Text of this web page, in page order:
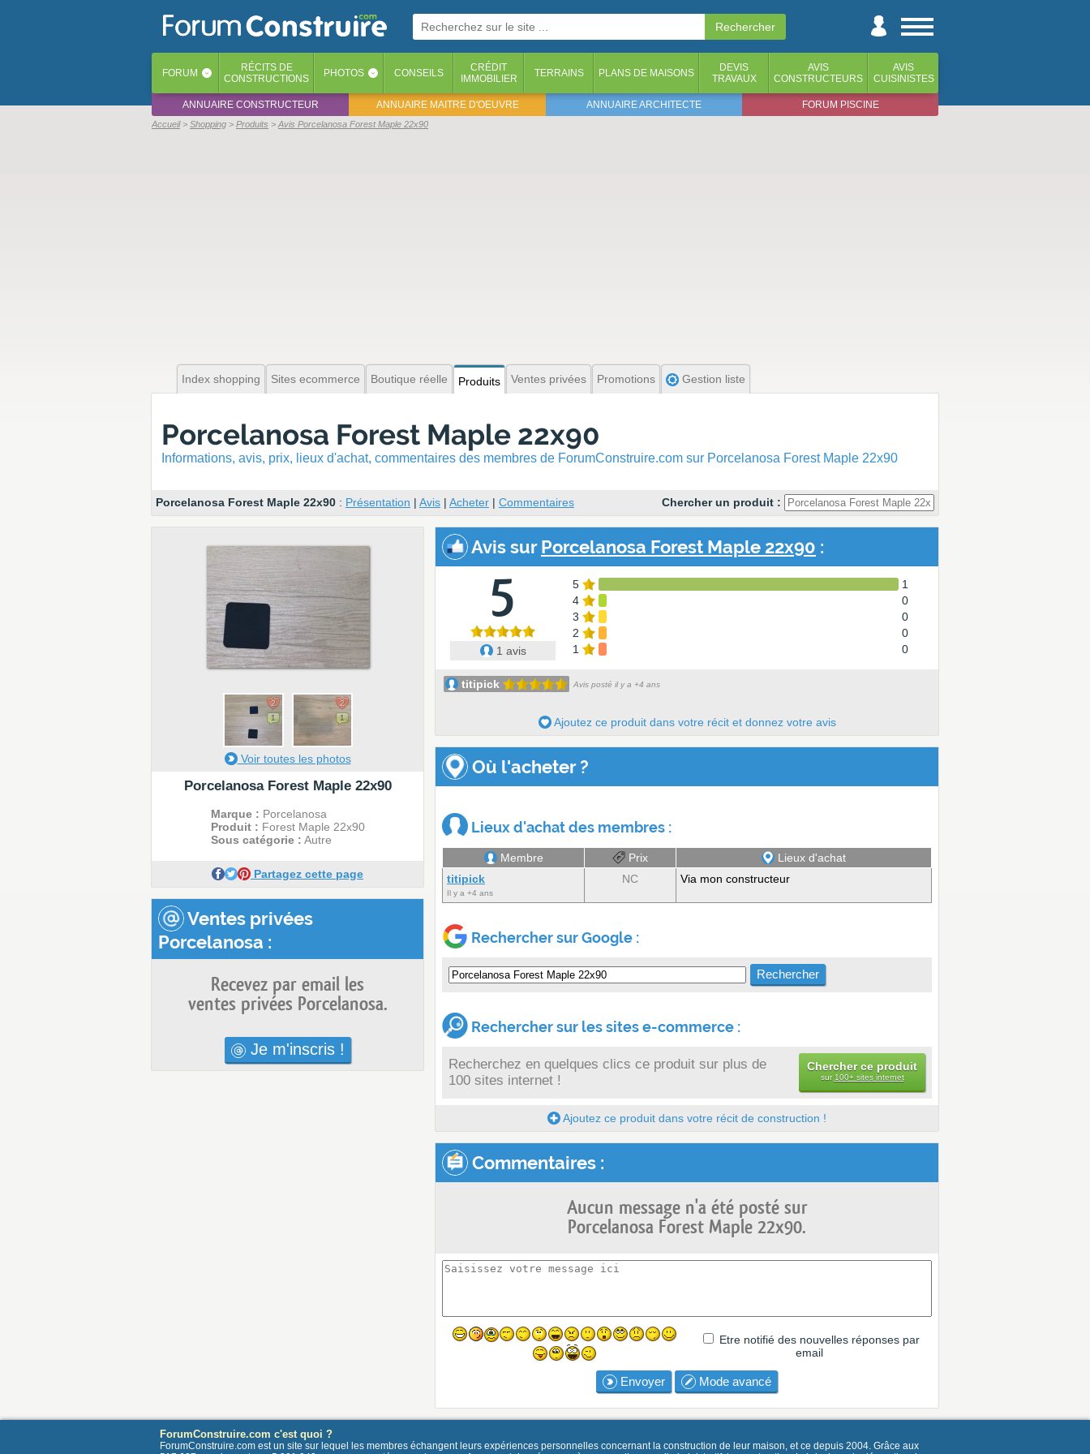
FORUM ‹ RÉCITS DE
CONSTRUCTIONS
PHOTOS ‹ CONSEILS
CRÉDIT
IMMOBILIER
TERRAINS PLANS DE MAISONS
DEVIS
TRAVAUX
AVIS
CONSTRUCTEURS
AVIS
CUISINISTES
ANNUAIRE CONSTRUCTEUR ANNUAIRE MAITRE D'OEUVRE ANNUAIRE ARCHITECTE FORUM PISCINE
Accueil Shopping Produits Avis Porcelanosa Forest Maple 22x90
Index shopping Sites ecommerce Boutique réelle Produits Ventes privées Promotions Gestion liste
Porcelanosa Forest Maple 22x90
Informations, avis, prix, lieux d'achat, commentaires des membres de ForumConstruire.com sur Porcelanosa Forest Maple 22x90
Porcelanosa Forest Maple 22x90 : Présentation | Avis | Acheter | Commentaires Chercher un produit :
2
1
2
1
Voir toutes les photos
Porcelanosa Forest Maple 22x90
Marque : Porcelanosa
Produit : Forest Maple 22x90
Sous catégorie : Autre
Partagez cette page
Ventes privées
Porcelanosa :
Recevez par email les
ventes privées Porcelanosa.
Je m'inscris !
AvissurPorcelanosa Forest Maple 22x90 :
5
1 avis
5
1
4
0
3
0
2
0
1
0
titipick Avis posté il y a +4 ans
Ajoutez ce produit dans votre récit et donnez votre avis
Où l'acheter ?
Lieux d'achat des membres :
Membre Prix
Lieux d'achat
titipick
Il y a +4 ans
NC Via mon constructeur
Rechercher sur Google :
Rechercher sur les sites e-commerce :
Recherchez en quelques clics ce produit sur plus de
100 sites internet !
Chercher ce produit
sur 100+ sites internet
Ajoutez ce produit dans votre récit de construction !
Commentaires :
Aucun message n'a été posté sur
Porcelanosa Forest Maple 22x90.
Etre notifié des nouvelles réponses par
email
Envoyer Mode avancé
ForumConstruire.com c'est quoi ?
ForumConstruire.com est un site sur lequel les membres échangent leurs expériences personnelles concernant la construction de leur maison, et ce depuis 2004. Grâce aux